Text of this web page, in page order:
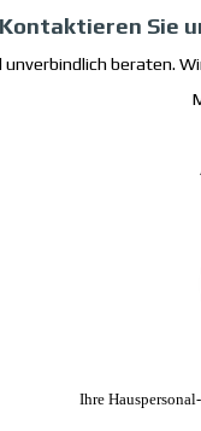
Kontaktieren Sie
beraten.
Ihre